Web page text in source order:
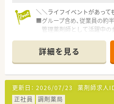
＼＼店舗詳細／／
■約1200品目の備蓄医薬品を
います。
■内科・消化器科・外科・皮
す。
■処方箋は1日あたり130枚ほ
薬剤師は正社員4名・パート
応しています。
＼＼ライフイベントがあって
■グループ含め、従業員の約
管理薬剤師として活躍中の
■働きやすい職場環境をつくる
産休・育休制度を充実させ
復帰後、パート社員への転
もちろん、正社員でのフル
す。
■育児休業からの社会復帰・現
丁寧な教育・指導、勤務管理
詳細を見る
更新日： 2026/07/23 薬剤師求人ID
正社員
調剤薬局